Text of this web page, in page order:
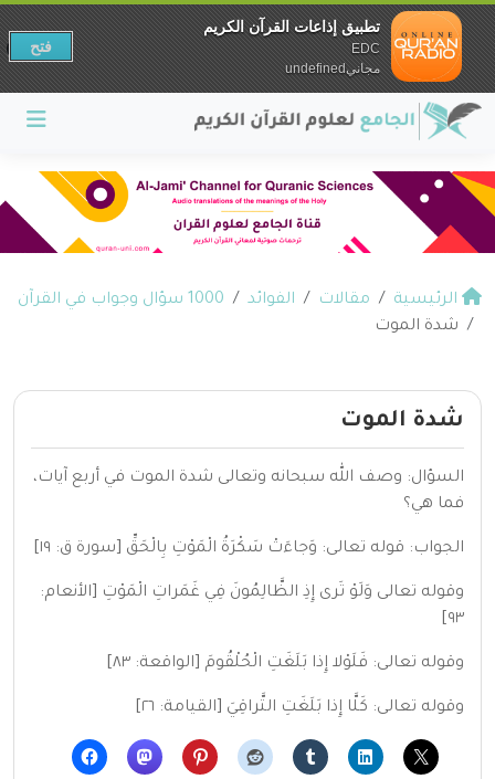
الرئيسية مقالات الفوائد
1000 سؤال وجواب في القرآن
شدة الموت
شدة الموت
السؤال: وصف الله سبحانه وتعالى شدة الموت في أربع آيات،
فما هي؟
الجواب: قوله تعالى: وَجاءَتْ سَكْرَةُ الْمَوْتِ بِالْحَقِّ [سورة ق: ١٩]
وقوله تعالى وَلَوْ تَرى إِذِ الظَّالِمُونَ فِي غَمَراتِ الْمَوْتِ [الأنعام:
٩٣]
وقوله تعالى: فَلَوْلا إِذا بَلَغَتِ الْحُلْقُومَ [الواقعة: ٨٣]
وقوله تعالى: كَلَّا إِذا بَلَغَتِ التَّراقِيَ [القيامة: ٢٦]
تطبيق إذاعات القرآن الكريم
EDC
مجانيundefined
فتح